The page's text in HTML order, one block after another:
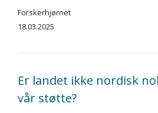
Forskerhjørnet
18.03.2025
Er landet ikke nordisk
vår støtte?